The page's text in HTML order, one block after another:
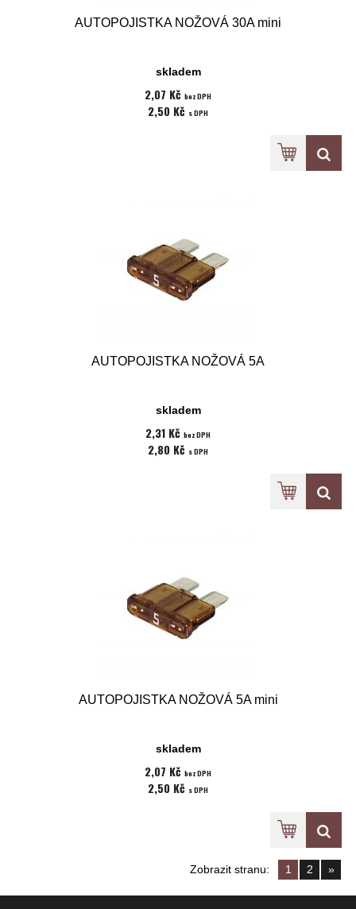
AUTOPOJISTKA NOŽOVÁ 30A mini
skladem
2,07 Kč bez DPH
2,50 Kč s DPH
AUTOPOJISTKA NOŽOVÁ 5A
skladem
2,31 Kč bez DPH
2,80 Kč s DPH
AUTOPOJISTKA NOŽOVÁ 5A mini
skladem
2,07 Kč bez DPH
2,50 Kč s DPH
Zobrazit stranu: 1 2 »